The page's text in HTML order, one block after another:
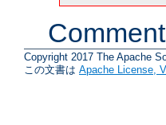
Copyright 2017 The Apache
この文書は Apache License,